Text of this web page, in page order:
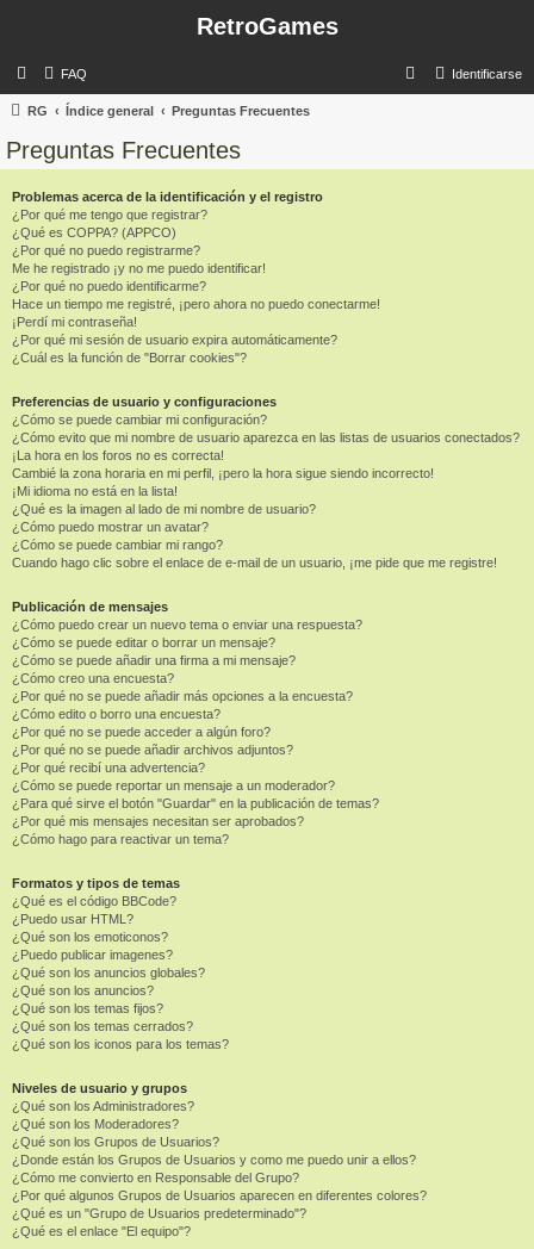
RetroGames
FAQ Identificarse
RG Índice general Preguntas Frecuentes
Preguntas Frecuentes
Problemas acerca de la identificación y el registro
¿Por qué me tengo que registrar?
¿Qué es COPPA? (APPCO)
¿Por qué no puedo registrarme?
Me he registrado ¡y no me puedo identificar!
¿Por qué no puedo identificarme?
Hace un tiempo me registré, ¡pero ahora no puedo conectarme!
¡Perdí mi contraseña!
¿Por qué mi sesión de usuario expira automáticamente?
¿Cuál es la función de "Borrar cookies"?
Preferencias de usuario y configuraciones
¿Cómo se puede cambiar mi configuración?
¿Cómo evito que mi nombre de usuario aparezca en las listas de usuarios conectados?
¡La hora en los foros no es correcta!
Cambié la zona horaria en mi perfil, ¡pero la hora sigue siendo incorrecto!
¡Mi idioma no está en la lista!
¿Qué es la imagen al lado de mi nombre de usuario?
¿Cómo puedo mostrar un avatar?
¿Cómo se puede cambiar mi rango?
Cuando hago clic sobre el enlace de e-mail de un usuario, ¡me pide que me registre!
Publicación de mensajes
¿Cómo puedo crear un nuevo tema o enviar una respuesta?
¿Cómo se puede editar o borrar un mensaje?
¿Cómo se puede añadir una firma a mi mensaje?
¿Cómo creo una encuesta?
¿Por qué no se puede añadir más opciones a la encuesta?
¿Cómo edito o borro una encuesta?
¿Por qué no se puede acceder a algún foro?
¿Por qué no se puede añadir archivos adjuntos?
¿Por qué recibí una advertencia?
¿Cómo se puede reportar un mensaje a un moderador?
¿Para qué sirve el botón "Guardar" en la publicación de temas?
¿Por qué mis mensajes necesitan ser aprobados?
¿Cómo hago para reactivar un tema?
Formatos y tipos de temas
¿Qué es el código BBCode?
¿Puedo usar HTML?
¿Qué son los emoticonos?
¿Puedo publicar imagenes?
¿Qué son los anuncios globales?
¿Qué son los anuncios?
¿Qué son los temas fijos?
¿Qué son los temas cerrados?
¿Qué son los iconos para los temas?
Niveles de usuario y grupos
¿Qué son los Administradores?
¿Qué son los Moderadores?
¿Qué son los Grupos de Usuarios?
¿Donde están los Grupos de Usuarios y como me puedo unir a ellos?
¿Cómo me convierto en Responsable del Grupo?
¿Por qué algunos Grupos de Usuarios aparecen en diferentes colores?
¿Qué es un "Grupo de Usuarios predeterminado"?
¿Qué es el enlace "El equipo"?